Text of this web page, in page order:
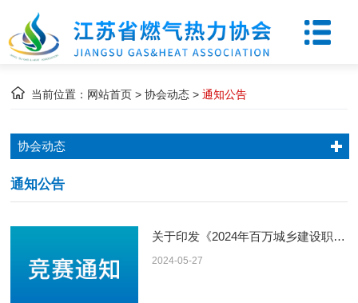
当前位置： 网站首页 >协会动态 >通知公告
协会动态
通知公告
关于印发《2024年百万城乡建设职工职业技能竞赛“安顺杯”燃气安装维护决赛实施方案》的通知
2024-05-27